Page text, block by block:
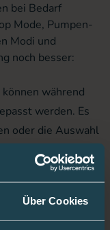
Über Cookies
bei Bedarf
Mode, Pumpen-
Modi und
noch besser:
während
werden. Es
oder die Auswahl
passt die
wie